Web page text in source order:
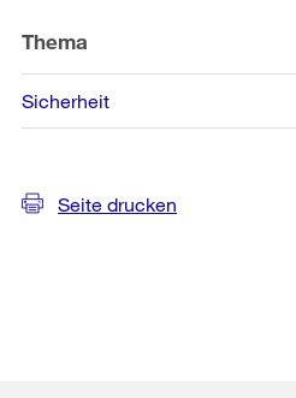
Thema
Sicherheit
Seite drucken